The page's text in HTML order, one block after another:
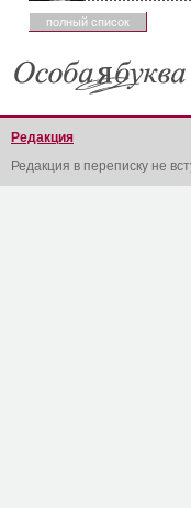
полный список
Редакция
Редакция в переписку не